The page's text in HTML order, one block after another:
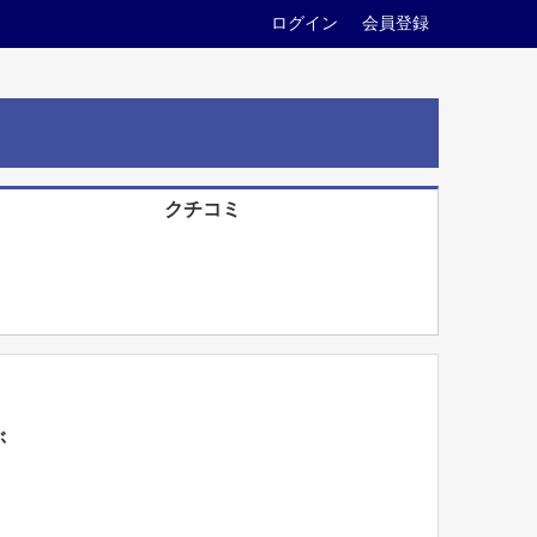
ログイン 会員登録
クチコミ